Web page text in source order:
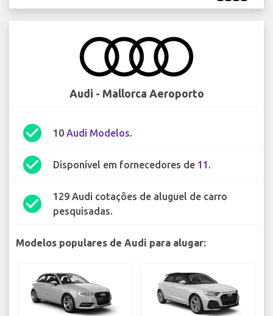
Audi - Mallorca Aeroporto
check_circle 10 Audi Modelos.
check_circle Disponível em fornecedores de 11 .
check_circle
129 Audi cotações de aluguel de carro
pesquisadas.
Modelos populares de Audi para alugar: